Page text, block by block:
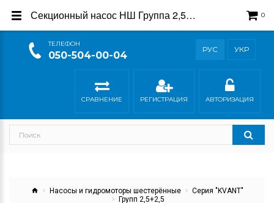
ТEЛЕФОН
050-504-00-04
РУС УКР
0
СРАВНЕНИЕ РЕГИСТРАЦИЯ АВТОРИЗАЦИЯ
Насосы и гидромоторы шестерённые
Серия "KVANT"
Групп 2,5+2,5
Секционный насос НШ Группа 2,5+2,5 серия KVANT — Производитель Гидросила